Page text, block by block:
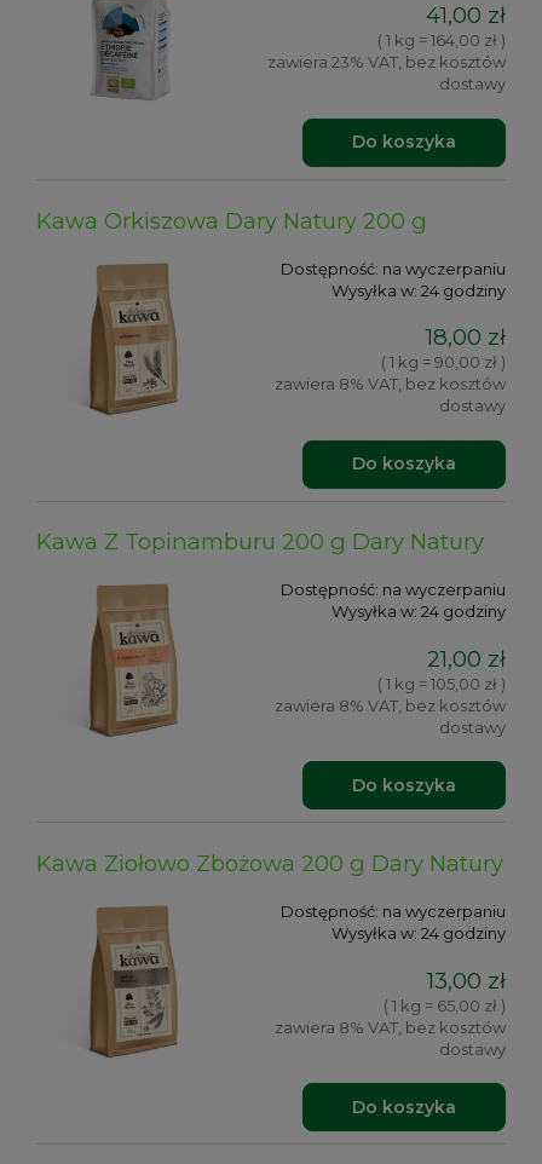
41,00 zł
( 1 kg = 164,00 zł )
zawiera 23% VAT, bez kosztów
dostawy
Do koszyka
Kawa Orkiszowa Dary Natury 200 g
Dostępność: na wyczerpaniu
Wysyłka w: 24 godziny
18,00 zł
( 1 kg = 90,00 zł )
zawiera 8% VAT, bez kosztów
dostawy
Do koszyka
Kawa Z Topinamburu 200 g Dary Natury
Dostępność: na wyczerpaniu
Wysyłka w: 24 godziny
21,00 zł
( 1 kg = 105,00 zł )
zawiera 8% VAT, bez kosztów
dostawy
Do koszyka
Kawa Ziołowo Zbożowa 200 g Dary Natury
Dostępność: na wyczerpaniu
Wysyłka w: 24 godziny
13,00 zł
( 1 kg = 65,00 zł )
zawiera 8% VAT, bez kosztów
dostawy
Do koszyka